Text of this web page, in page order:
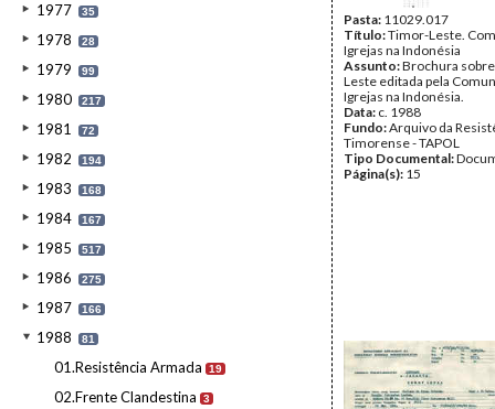
1977 35
1978 28
1979 99
1980 217
1981 72
1982 194
1983 168
1984 167
1985 517
1986 275
1987 166
1988 81
01.Resistência Armada 19
02.Frente Clandestina 3
Pasta: 11029.017
Título:Timor-Leste.
Igrejas na Indonésia
Assunto:Brochura
Leste editada pela
Igrejas na Indonésia.
Data: c. 1988
Fundo:Arquivo da
Timorense - TAPOL
Tipo Documental:
Página(s): 15